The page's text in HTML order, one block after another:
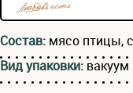
Состав: мясо птицы,
Вид упаковки: вакуум